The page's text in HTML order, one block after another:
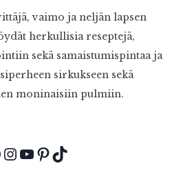
vaimo ja neljän lapsen
herkullisia reseptejä,
sekä samaistumispintaa ja
sirkukseen sekä
moninaisiin pulmiin.
Instagram
YouTube
Pinterest
TikTok